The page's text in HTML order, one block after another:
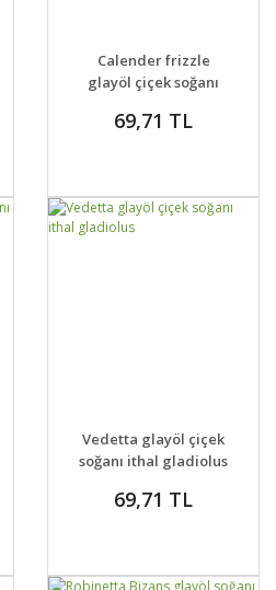
DETAYLAR
VER
Calender frizzle
glayöl çiçek soğanı
69,71 TL
DETAYLAR
VER
Vedetta glayöl çiçek
soğanı ithal gladiolus
69,71 TL